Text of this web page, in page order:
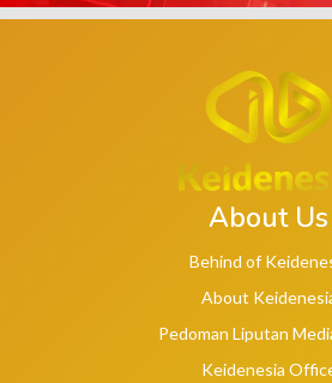
About Us
Behind of
About
Pedoman Liputan
Keidenesia